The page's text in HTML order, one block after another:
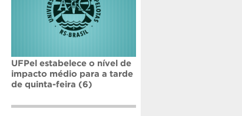
UFPel estabelece o nível de
impacto médio para a tarde
de quinta-feira (6)